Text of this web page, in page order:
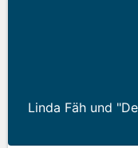
Linda Fäh und